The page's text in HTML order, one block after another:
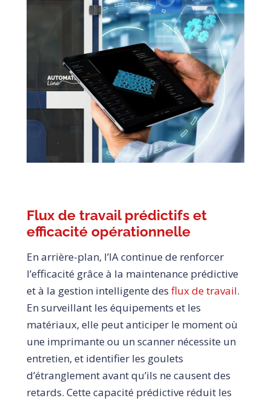
Flux de travail prédictifs et
efficacité opérationnelle
En arrière-plan, l’IA continue de renforcer
l’efficacité grâce à la maintenance prédictive
et à la gestion intelligente des flux de travail.
En surveillant les équipements et les
matériaux, elle peut anticiper le moment où
une imprimante ou un scanner nécessite un
entretien, et identifier les goulets
d’étranglement avant qu’ils ne causent des
retards. Cette capacité prédictive réduit les